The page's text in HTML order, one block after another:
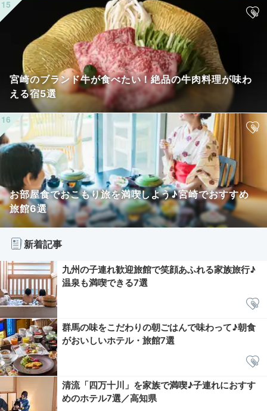
宮崎のブランド牛が食べたい！絶品の牛肉料理が味わ
える宿5選
お部屋食でおこもり旅を満喫しよう♪宮崎でおすすめ
旅館6選
新着記事
九州の子連れ歓迎旅館で笑顔あふれる家族旅行♪
温泉も満喫できる7選
群馬の味をこだわりの朝ごはんで味わって♪朝食
がおいしいホテル・旅館7選
清流「四万十川」を家族で満喫♪子連れにおすす
めのホテル7選／高知県